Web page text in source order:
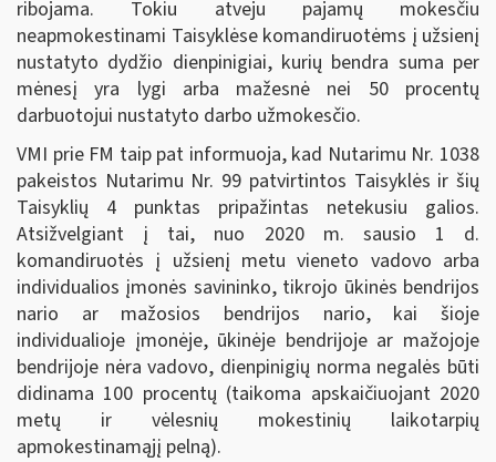
ribojama. Tokiu atveju pajamų mokesčiu
neapmokestinami Taisyklėse komandiruotėms į užsienį
nustatyto dydžio dienpinigiai, kurių bendra suma per
mėnesį yra lygi arba mažesnė nei 50 procentų
darbuotojui nustatyto darbo užmokesčio.
VMI prie FM taip pat informuoja, kad Nutarimu Nr. 1038
pakeistos Nutarimu Nr. 99 patvirtintos Taisyklės ir šių
Taisyklių 4 punktas pripažintas netekusiu galios.
Atsižvelgiant į tai, nuo 2020 m. sausio 1 d.
komandiruotės į užsienį metu vieneto vadovo arba
individualios įmonės savininko, tikrojo ūkinės bendrijos
nario ar mažosios bendrijos nario, kai šioje
individualioje įmonėje, ūkinėje bendrijoje ar mažojoje
bendrijoje nėra vadovo, dienpinigių norma negalės būti
didinama 100 procentų (taikoma apskaičiuojant 2020
metų ir vėlesnių mokestinių laikotarpių
apmokestinamąjį pelną).